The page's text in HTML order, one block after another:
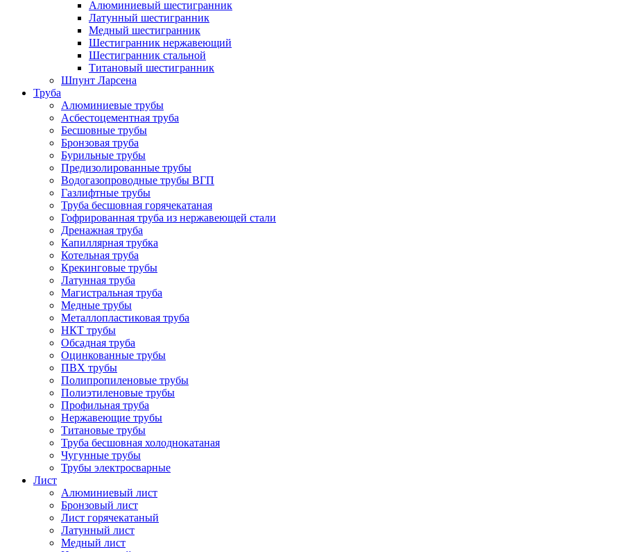
Алюминиевый шестигранник
Латунный шестигранник
Медный шестигранник
Шестигранник нержавеющий
Шестигранник стальной
Титановый шестигранник
Шпунт Ларсена
Труба
Алюминиевые трубы
Асбестоцементная труба
Бесшовные трубы
Бронзовая труба
Бурильные трубы
Предизолированные трубы
Водогазопроводные трубы ВГП
Газлифтные трубы
Труба бесшовная горячекатаная
Гофрированная труба из нержавеющей стали
Дренажная труба
Капиллярная трубка
Котельная труба
Крекинговые трубы
Латунная труба
Магистральная труба
Медные трубы
Металлопластиковая труба
НКТ трубы
Обсадная труба
Оцинкованные трубы
ПВХ трубы
Полипропиленовые трубы
Полиэтиленовые трубы
Профильная труба
Нержавеющие трубы
Титановые трубы
Труба бесшовная холоднокатаная
Чугунные трубы
Трубы электросварные
Лист
Алюминиевый лист
Бронзовый лист
Лист горячекатаный
Латунный лист
Медный лист